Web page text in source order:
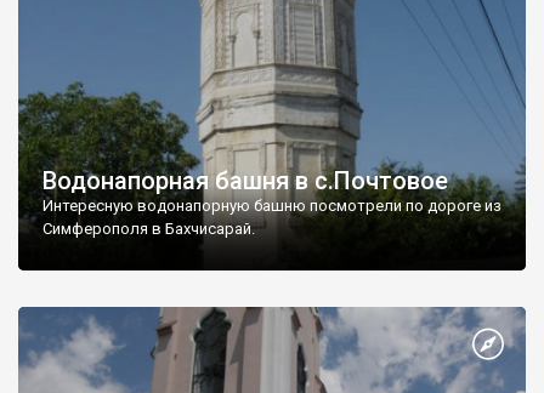
Водонапорная башня в с.Почтовое
Интересную водонапорную башню посмотрели по дороге из
Симферополя в Бахчисарай.